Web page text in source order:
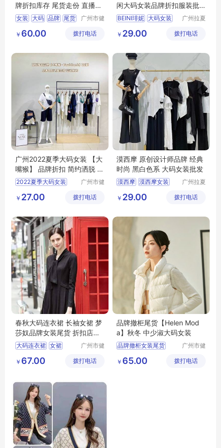
牌折扣库存 尾货走份 直播拿
货服装市场
女装 大码 品牌 尾货
广州市健
限公司
￥ 60.00 拨打电话
闲大码女装品牌折扣服装批
发直播实体
BEINI琲妮 大码女装
服装批发
广州拉夏
商行
￥ 29.00 拨打电话
广州2022夏季大码女装 【大
嘴猴】 品牌折扣 简约洒脱 年
轻可爱
2022夏季大码女装
广州市健
限公司
￥ 27.00 拨打电话
漠西摩 原创设计师品牌 经典
时尚 黑白色系 大码女装批发
漠西摩 漠西摩女装
大码女装批发
广州拉夏
商行
￥ 29.00 拨打电话
春秋大码连衣裙 长袖女裙 梦
莎奴品牌女装尾货 折扣店跑
量女装单品
大码连衣裙 女裙
广州市健
限公司
￥ 67.00 拨打电话
品牌撤柜尾货【Helen Mod
a】秋冬 中少淑大码女装
品牌撤柜女装尾货
中少淑大码女装
广州市健
限公司
￥ 65.00 拨打电话